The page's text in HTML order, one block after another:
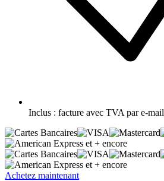
Inclus : facture avec TVA par e-mail
et + encore
et + encore
Achetez maintenant